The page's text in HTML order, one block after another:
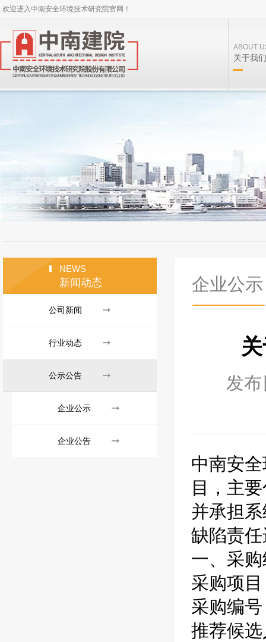
欢迎进入中南安全环境技术研究院官网！
ABOUT
关于我们
企业公示
NEWS
新闻动态
公司新闻
行业动态
公示公告
企业公示
企业公告
发
中南安
目，主
并承担
缺陷责
一、采
采购项
采购编
推荐候